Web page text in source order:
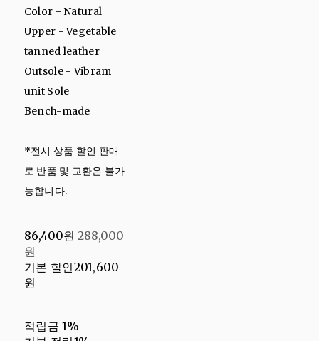
Color - Natural
Upper - Vegetable
tanned leather
Outsole - Vibram
unit Sole
Bench-made
*전시 상품 할인 판매
로 반품 및 교환은 불가
능합니다.
86,400원 288,000
원
기본 할인201,600
원
적립금 1%